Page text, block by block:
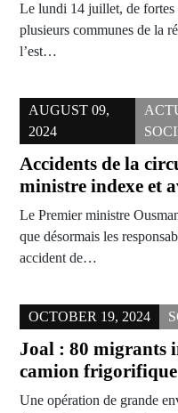
Le lundi 14 juillet, de fortes
plusieurs communes de la
l’est…
AUGUST 09,
2024
Accidents de la
ministre indexe et
Le Premier ministre
que désormais les
accident de…
OCTOBER 19, 2024
Joal : 80 migrants
camion frigorifique
Une opération de grande